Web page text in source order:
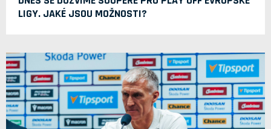
LIGY. JAKÉ JSOU MOŽNOSTI?